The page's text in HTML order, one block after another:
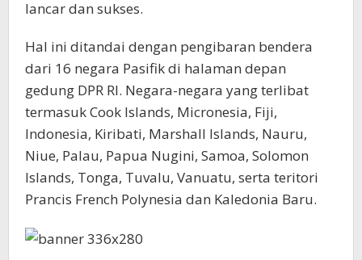
lancar dan sukses.
Hal ini ditandai dengan pengibaran bendera
dari 16 negara Pasifik di halaman depan
gedung DPR RI. Negara-negara yang terlibat
termasuk Cook Islands, Micronesia, Fiji,
Indonesia, Kiribati, Marshall Islands, Nauru,
Niue, Palau, Papua Nugini, Samoa, Solomon
Islands, Tonga, Tuvalu, Vanuatu, serta teritori
Prancis French Polynesia dan Kaledonia Baru.